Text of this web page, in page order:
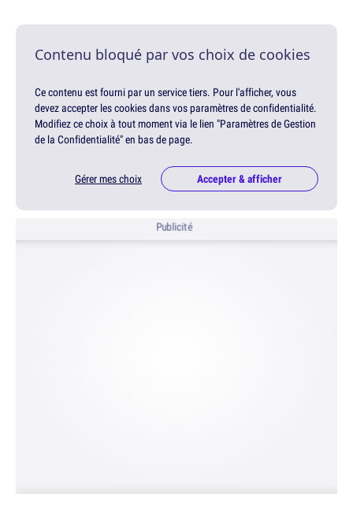
Contenu bloqué par vos choix de cookies
Ce contenu est fourni par un service tiers. Pour l'afficher, vous
devez accepter les cookies dans vos paramètres de confidentialité.
Modifiez ce choix à tout moment via le lien "Paramètres de Gestion
de la Confidentialité" en bas de page.
Gérer mes choix Accepter & afficher
Publicité